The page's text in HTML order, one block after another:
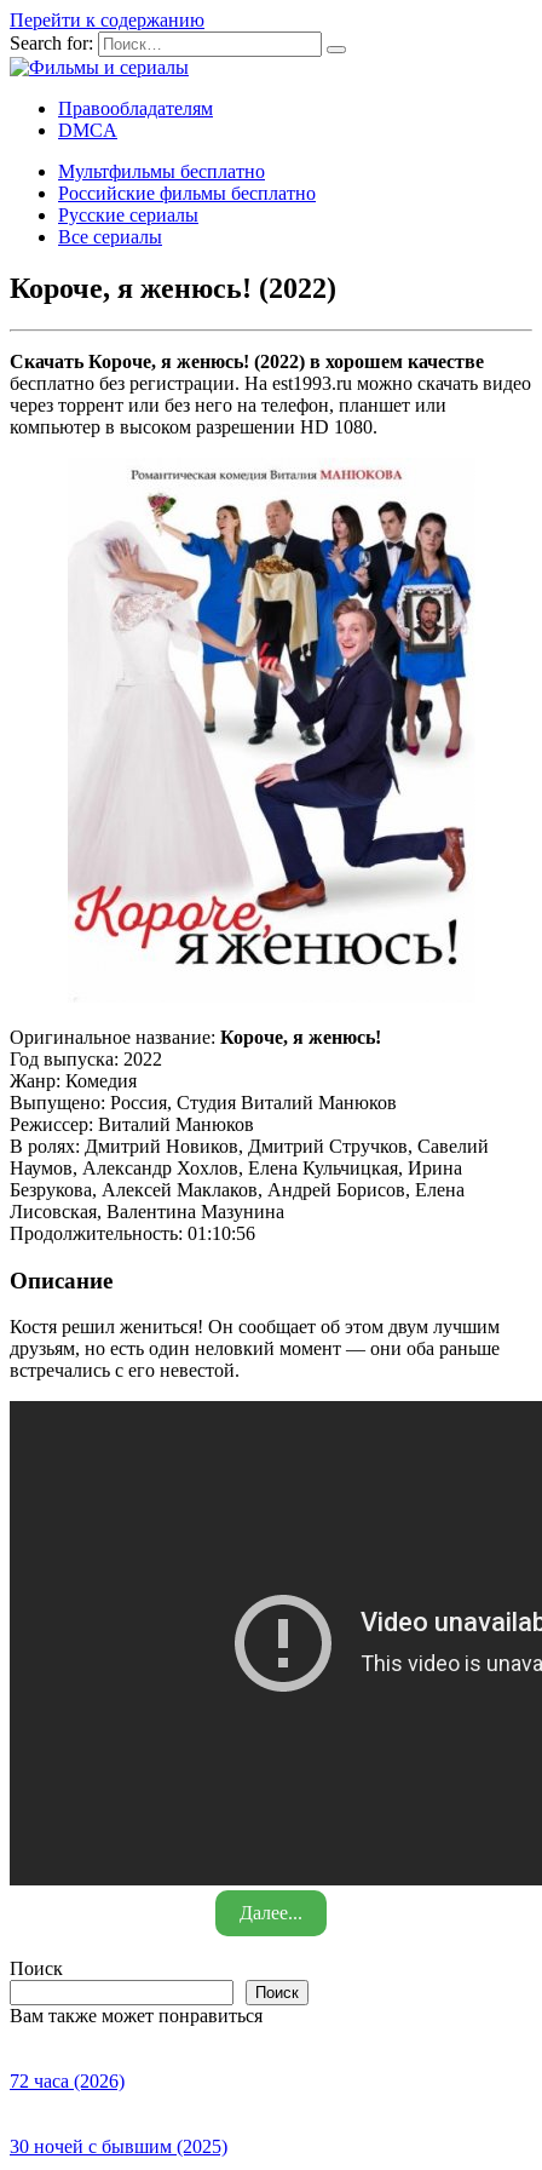
Перейти к содержанию
Search for:
Правообладателям
DMCA
Мультфильмы бесплатно
Российские фильмы бесплатно
Русские сериалы
Все сериалы
Короче, я женюсь! (2022)
Скачать Короче, я женюсь! (2022) в хорошем качестве
бесплатно без регистрации. На est1993.ru можно скачать видео
через торрент или без него на телефон, планшет или
компьютер в высоком разрешении HD 1080.
Оригинальное название: Короче, я женюсь!
Год выпуска: 2022
Жанр: Комедия
Выпущено: Россия, Студия Виталий Манюков
Режиссер: Виталий Манюков
В ролях: Дмитрий Новиков, Дмитрий Стручков, Савелий
Наумов, Александр Хохлов, Елена Кульчицкая, Ирина
Безрукова, Алексей Маклаков, Андрей Борисов, Елена
Лисовская, Валентина Мазунина
Продолжительность: 01:10:56
Описание
Костя решил жениться! Он сообщает об этом двум лучшим
друзьям, но есть один неловкий момент — они оба раньше
встречались с его невестой.
Далее...
Поиск
Поиск
Вам также может понравиться
72 часа (2026)
30 ночей с бывшим (2025)